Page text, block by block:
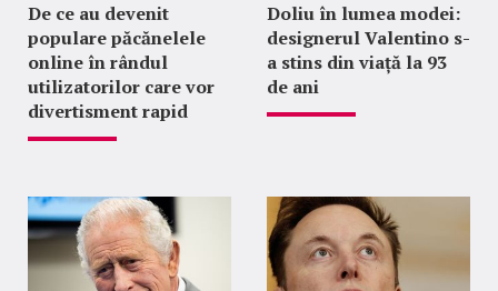
De ce au devenit
populare păcănelele
online în rândul
utilizatorilor care vor
divertisment rapid
Doliu în lumea modei:
designerul Valentino s-
a stins din viață la 93
de ani